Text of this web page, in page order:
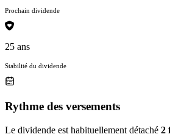
Prochain dividende
25 ans
Stabilité du dividende
Rythme des versements
Le dividende est habituellement détaché 2